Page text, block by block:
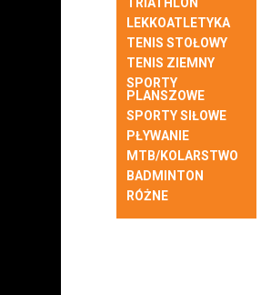
TRIATHLON
LEKKOATLETYKA
TENIS STOŁOWY
TENIS ZIEMNY
SPORTY
PLANSZOWE
SPORTY SIŁOWE
PŁYWANIE
MTB/KOLARSTWO
BADMINTON
RÓŻNE